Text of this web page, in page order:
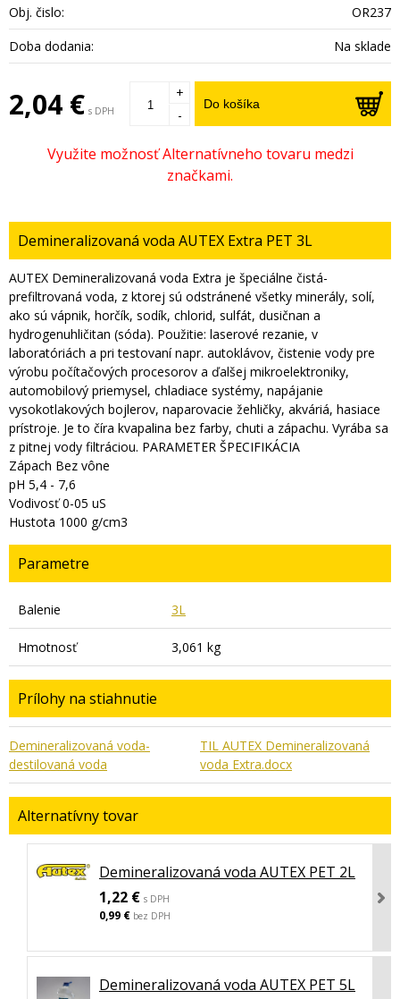
Obj. čislo:
OR237
Doba dodania:
Na sklade
2,04 € s DPH Do košíka
+
-
Demineralizovaná voda AUTEX Extra PET 3L
AUTEX Demineralizovaná voda Extra je špeciálne čistá-
prefiltrovaná voda, z ktorej sú odstránené všetky minerály, solí,
ako sú vápnik, horčík, sodík, chlorid, sulfát, dusičnan a
hydrogenuhličitan (sóda). Použitie: laserové rezanie, v
laboratóriách a pri testovaní napr. autoklávov, čistenie vody pre
výrobu počítačových procesorov a ďalšej mikroelektroniky,
automobilový priemysel, chladiace systémy, napájanie
vysokotlakových bojlerov, naparovacie žehličky, akváriá, hasiace
prístroje. Je to číra kvapalina bez farby, chuti a zápachu. Vyrába sa
z pitnej vody filtráciou. PARAMETER ŠPECIFIKÁCIA
Zápach Bez vône
pH 5,4 - 7,6
Vodivosť 0-05 uS
Hustota 1000 g/cm3
Parametre
Balenie 3L
Hmotnosť 3,061 kg
Prílohy na stiahnutie
Demineralizovaná voda-
destilovaná voda
TIL AUTEX Demineralizovaná
voda Extra.docx
Alternatívny tovar
Demineralizovaná voda AUTEX PET 2L
1,22 € s DPH
0,99 € bez DPH
Demineralizovaná voda AUTEX PET 5L